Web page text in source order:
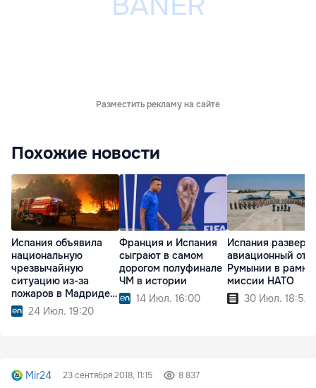
Разместить рекламу на сайте
Похожие новости
Испания объявила
национальную
чрезвычайную
ситуацию из-за
пожаров в Мадриде и
Авиле24 Июл. 19:20
Франция и Испания
сыграют в самом
дорогом полуфинале
ЧМ в истории
14 Июл. 16:00
Испания
авиационный
Румынии в
миссии НАТО
30 Июл. 18:52
Mir24 23 сентября 2018, 11:15 8 837